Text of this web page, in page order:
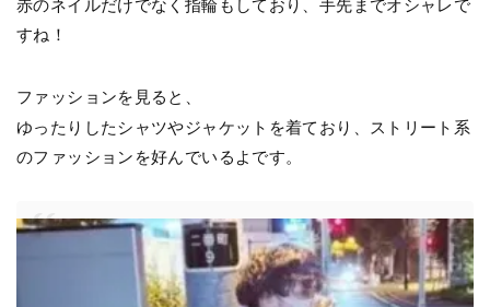
赤のネイルだけでなく指輪もしており、手先までオシャレで
すね！
ファッションを見ると、
ゆったりしたシャツやジャケットを着ており、ストリート系
のファッションを好んでいるよです。